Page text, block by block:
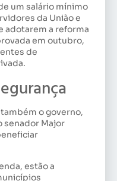
um salário mínimo
da União e
adotarem a reforma
em outubro,
de
o governo,
senador Major
estão a